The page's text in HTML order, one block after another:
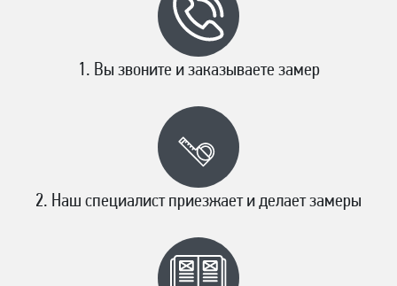
Вы звоните и заказываете замер
Наш специалист приезжает и делает замеры